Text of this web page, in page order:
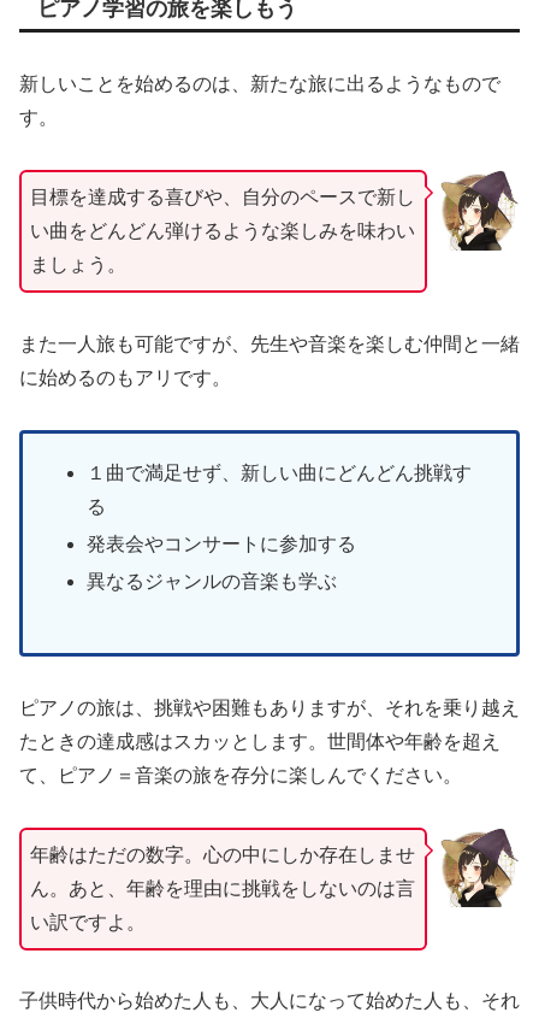
ピアノ学習の旅を楽しもう
新しいことを始めるのは、新たな旅に出るようなもので
す。
目標を達成する喜びや、自分のペースで新し
い曲をどんどん弾けるような楽しみを味わい
ましょう。
また一人旅も可能ですが、先生や音楽を楽しむ仲間と一緒
に始めるのもアリです。
１曲で満足せず、新しい曲にどんどん挑戦す
る
発表会やコンサートに参加する
異なるジャンルの音楽も学ぶ
ピアノの旅は、挑戦や困難もありますが、それを乗り越え
たときの達成感はスカッとします。世間体や年齢を超え
て、ピアノ＝音楽の旅を存分に楽しんでください。
年齢はただの数字。心の中にしか存在しませ
ん。あと、年齢を理由に挑戦をしないのは言
い訳ですよ。
子供時代から始めた人も、大人になって始めた人も、それ